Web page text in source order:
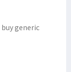
buy generic